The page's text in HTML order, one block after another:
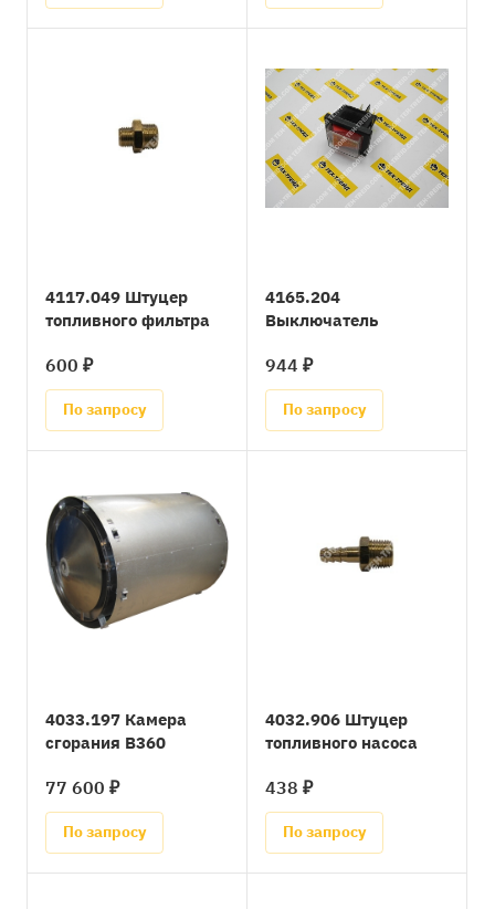
4117.049 Штуцер
топливного фильтра
600 ₽
По запросу
4165.204
Выключатель
944 ₽
По запросу
4033.197 Камера
сгорания B360
77 600 ₽
По запросу
4032.906 Штуцер
топливного насоса
438 ₽
По запросу